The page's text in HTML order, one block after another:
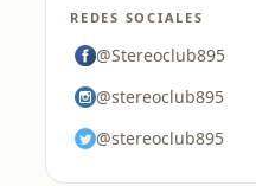
REDES SOCIALES
@Stereoclub895
@stereoclub895
@stereoclub895